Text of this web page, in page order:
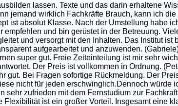
lassen. Texte und das darin erhaltene
jemand wirklich Fachkräfte Brauch, kann ich
ist absolut Klasse. Nach der Umstellung habe
und bin gerüstet in der Betreuung.
und versorgt mit den Inhalten. Das Institut
aufgearbeitet und anzuwenden.
super gut. Freie Zeiteinteilung ist mir sehr
Der Preis ist vollkommen in Ordnung.
gut. Bei Fragen sofortige Rückmeldung. Der
nicht für jeden erschwinglich.Dennoch würde
sehr zufrieden mit dem Fernstudium zur
ist ein großer Vorteil. Insgesamt eine